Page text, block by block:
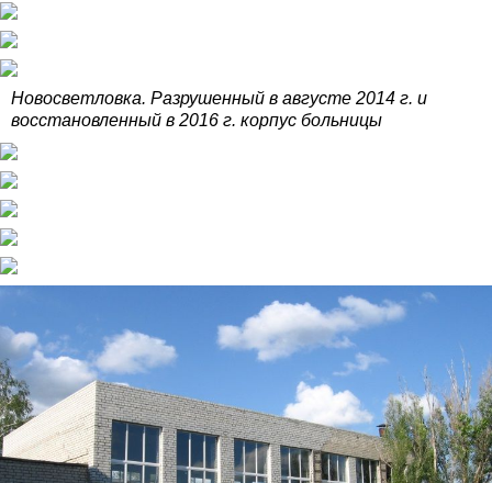
Новосветловка. Разрушенный в августе 2014 г. и
восстановленный в 2016 г. корпус больницы